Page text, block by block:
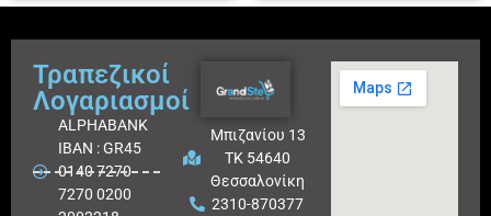
Τραπεζικοί
Λογαριασμοί
ALPHABANK
IBAN : GR45
0140 7270
7270 0200
Μπιζανίου 13
ΤΚ 54640
Θεσσαλονίκη
2310-870377